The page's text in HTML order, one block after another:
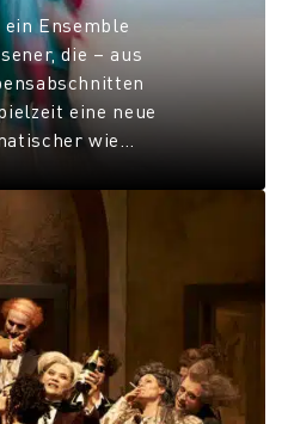
Ensemble
die – aus
eine neue
wie